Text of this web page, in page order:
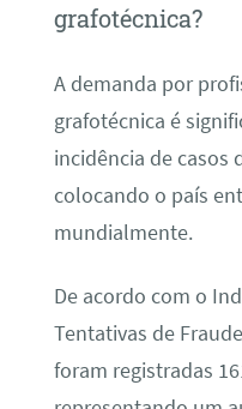
grafotécnica?
A demanda por
grafotécnica é
incidência de casos
colocando o país
mundialmente.
De acordo com o
Tentativas de
foram registradas